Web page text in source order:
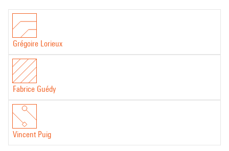
Grégoire Lorieux
Fabrice Guédy
Vincent Puig